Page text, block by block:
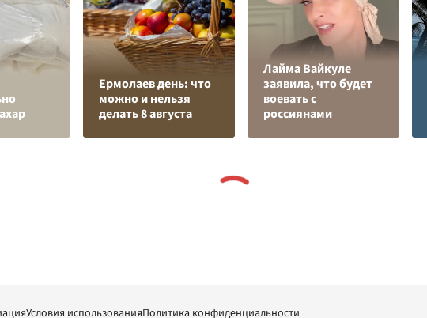
Ермолаев день: что
можно и нельзя
делать 8 августа
Лайма Вайкуле
заявила, что будет
воевать с
россиянами
Условия использованияПолитика конфиденциальности